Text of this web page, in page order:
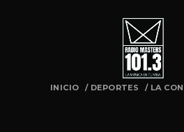
INICIO / DEPORTES / LA